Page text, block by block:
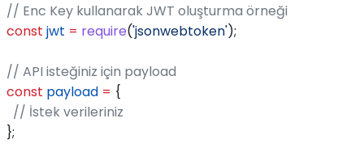
// Enc Key kullanarak JWT oluşturma örneği
const jwt = require('jsonwebtoken');
// API isteğiniz için payload
const payload = {
  // İstek verileriniz
};